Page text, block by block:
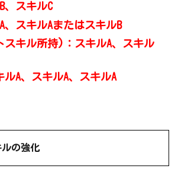
スキルC
、スキルAまたはスキルB
キル所持)：スキルA、スキル
ルA、スキルA、スキルA
ルの強化